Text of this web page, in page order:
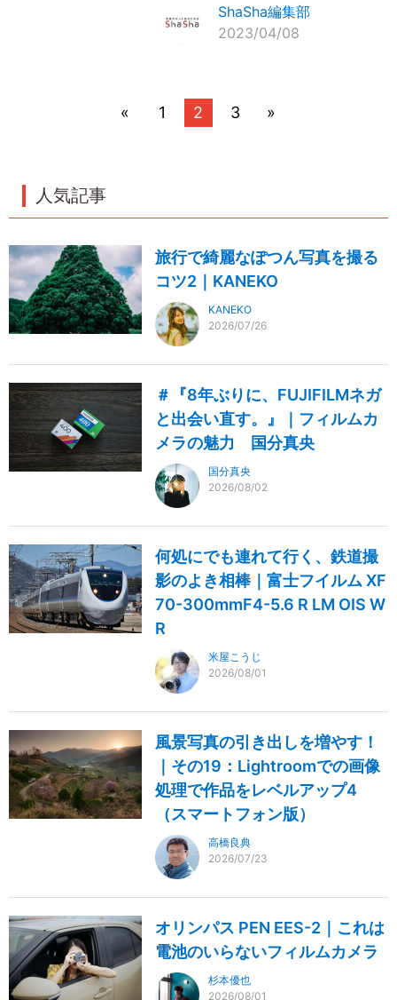
ShaSha編集部
2023/04/08
« 1 2 3 »
人気記事
旅行で綺麗なぽつん写真を撮る
コツ2｜KANEKO
KANEKO
2026/07/26
＃『8年ぶりに、FUJIFILMネガ
と出会い直す。』｜フィルムカ
メラの魅力 国分真央
国分真央
2026/08/02
何処にでも連れて行く、鉄道撮
影のよき相棒｜富士フイルム XF
70-300mmF4-5.6 R LM OIS W
R
米屋こうじ
2026/08/01
風景写真の引き出しを増やす！
｜その19：Lightroomでの画像
処理で作品をレベルアップ4
（スマートフォン版）
高橋良典
2026/07/23
オリンパス PEN EES-2｜これは
電池のいらないフィルムカメラ
杉本優也
2026/08/01